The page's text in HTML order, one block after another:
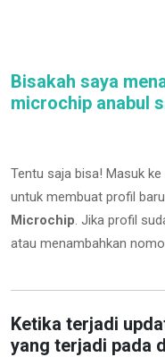
Bisakah saya
microchip anabul
Tentu saja bisa! Masuk ke
untuk membuat profil
Microchip. Jika profil
atau menambahkan
Ketika terjadi
yang terjadi pada